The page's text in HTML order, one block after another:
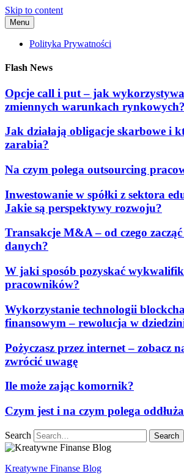
Skip to content
Menu
Polityka Prywatności
Flash News
Opcje call i put – jak
zmiennych warunkach rynkowych?
Jak działają obligacje skarbowe i
zarabia?
Na czym polega outsourcing
Inwestowanie w spółki z sektora
Jakie są perspektywy rozwoju?
Transakcje M&A – od czego
danych?
W jaki sposób pozyskać
pracowników?
Wykorzystanie technologii
finansowym – rewolucja w
Pożyczasz przez internet – zobacz
zwrócić uwagę
Ile może zając komornik?
Czym jest i na czym polega
Search
Kreatywne Finanse Blog